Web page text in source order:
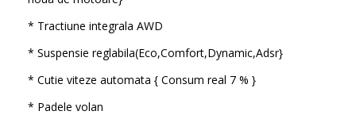
* Tractiune integrala AWD
* Suspensie reglabila(Eco,Comfort,Dynamic,Adsr}
* Cutie viteze automata { Consum real 7 % }
* Padele volan